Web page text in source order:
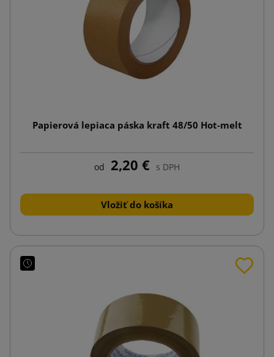
Papierová lepiaca páska kraft 48/50 Hot-melt
od 2,20 € s DPH
Vložiť do košíka